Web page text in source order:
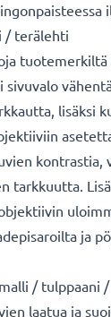
/ terälehti
tuotemerkiltä
sivuvalo
lisäksi
kontrastia,
tarkkuutta.
ja
/ tulppaani
laatua ja